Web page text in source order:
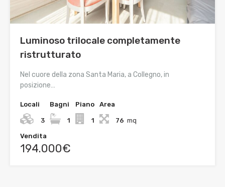
Luminoso trilocale completamente
ristrutturato
Nel cuore della zona Santa Maria, a Collegno, in
posizione…
Locali
3
Bagni
1
Piano
1
Area
76 mq
Vendita
194.000€